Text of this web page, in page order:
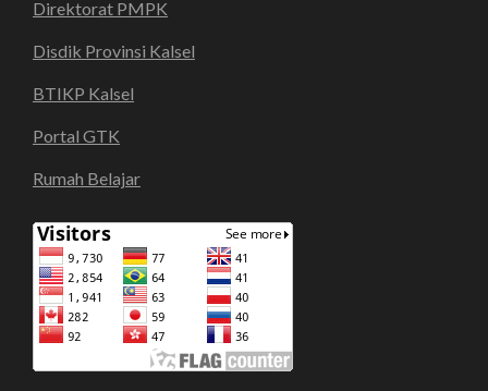
Direktorat PMPK
Disdik Provinsi Kalsel
BTIKP Kalsel
Portal GTK
Rumah Belajar